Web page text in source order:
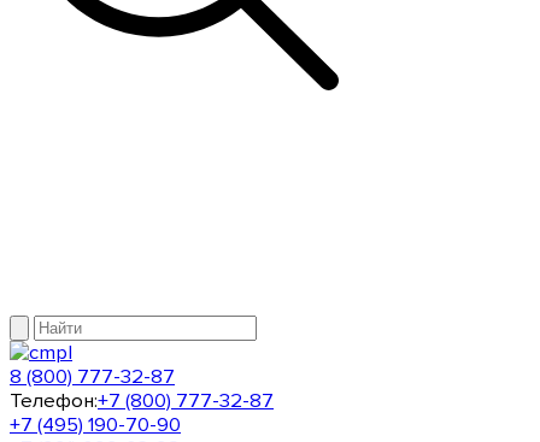
8 (800) 777-32-87
Телефон:+7 (800) 777-32-87
+7 (495) 190-70-90